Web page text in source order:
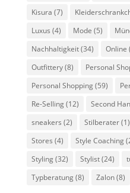
Kisura (7)
Luxus (4) Mode (5)
Nachhaltigkeit(34) Online
Outfittery(8) Personal
Personal Shopping(59)
Re-Selling(12) Second
sneakers (2) Stilberater(1)
Stores (4) Style Coaching
Styling(32) Stylist(24)
Typberatung(8) Zalon(8)